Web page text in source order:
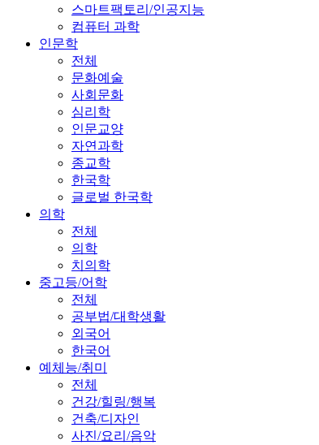
스마트팩토리/인공지능
컴퓨터 과학
인문학
전체
문화예술
사회문화
심리학
인문교양
자연과학
종교학
한국학
글로벌 한국학
의학
전체
의학
치의학
중고등/어학
전체
공부법/대학생활
외국어
한국어
예체능/취미
전체
건강/힐링/행복
건축/디자인
사진/요리/음악